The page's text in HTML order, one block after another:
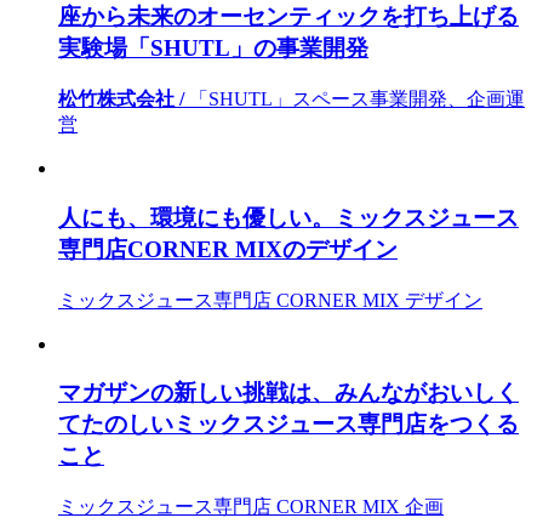
座から未来のオーセンティックを打ち上げる
実験場「SHUTL」の事業開発
松竹株式会社 /
「SHUTL」スペース事業開発、企画運
営
人にも、環境にも優しい。ミックスジュース
専門店CORNER MIXのデザイン
ミックスジュース専門店 CORNER MIX デザイン
マガザンの新しい挑戦は、みんながおいしく
てたのしいミックスジュース専門店をつくる
こと
ミックスジュース専門店 CORNER MIX 企画